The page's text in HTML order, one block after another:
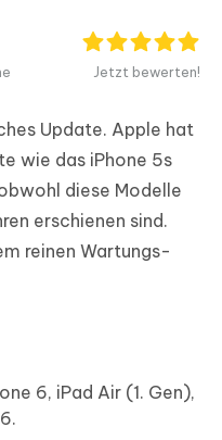
Jetzt bewerten!
Update. Apple hat
wie das iPhone 5s
diese Modelle
erschienen sind.
reinen Wartungs-
6, iPad Air (1. Gen),